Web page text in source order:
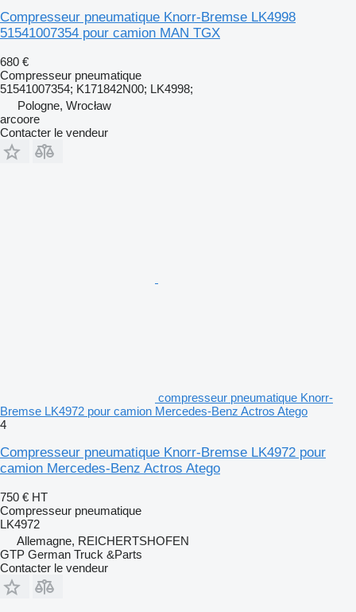
Compresseur pneumatique Knorr-Bremse LK4998
51541007354 pour camion MAN TGX
680 €
Compresseur pneumatique
51541007354; K171842N00; LK4998;
Pologne, Wrocław
arcoore
Contacter le vendeur
compresseur pneumatique Knorr-
Bremse LK4972 pour camion Mercedes-Benz Actros Atego
4
Compresseur pneumatique Knorr-Bremse LK4972 pour
camion Mercedes-Benz Actros Atego
750 € HT
Compresseur pneumatique
LK4972
Allemagne, REICHERTSHOFEN
GTP German Truck &Parts
Contacter le vendeur